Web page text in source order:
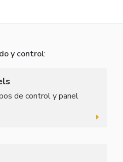
y control:
de control y panel